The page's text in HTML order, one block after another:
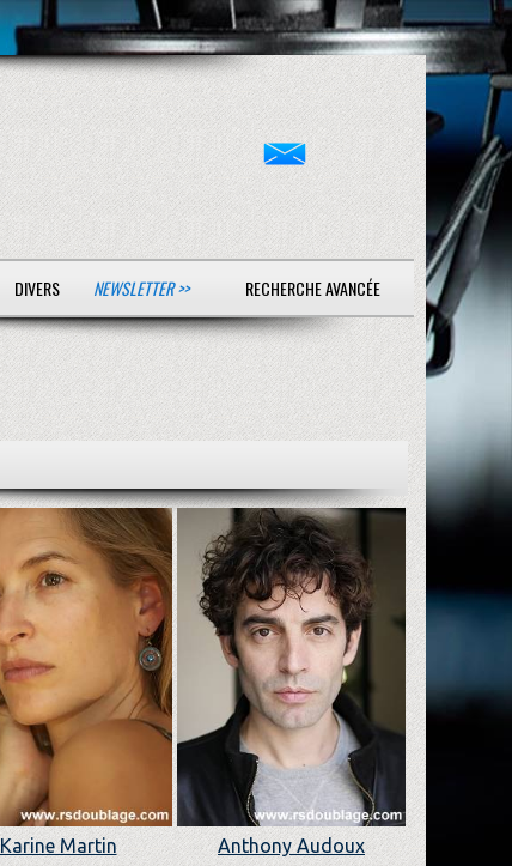
DIVERS NEWSLETTER >> RECHERCHE AVANCÉE
Karine Martin Anthony Audoux